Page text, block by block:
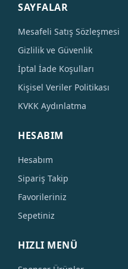
SAYFALAR
Mesafeli Satış Sözleşmesi
Gizlilik ve Güvenlik
İptal İade Koşulları
Kişisel Veriler Politikası
KVKK Aydınlatma
HESABIM
Hesabım
Sipariş Takip
Favorileriniz
Sepetiniz
HIZLI MENÜ